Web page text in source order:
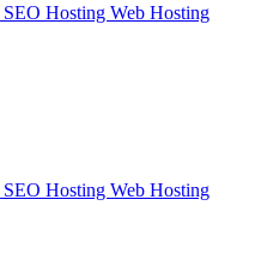
SEO Hosting Web Hosting
SEO Hosting Web Hosting